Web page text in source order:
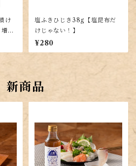
け
粘
用
塩ふきひじき38g【塩昆布だ
けじゃない！】
¥280
新商品